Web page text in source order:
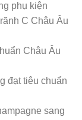
phụ kiện
C Châu Âu
Châu Âu
đạt tiêu chuẩn
sang